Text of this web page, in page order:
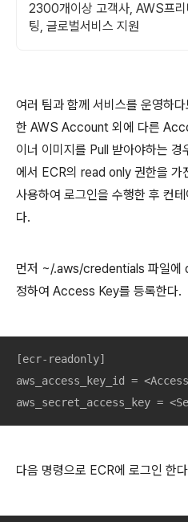
2300개이상 고객사, AWS프
팅, 글로벌서비스 지원
여러 팀과 함께 서비스를 운영하
한 AWS Account 외에 다른
이너 이미지를 Pull 받아야하는
에서 ECR의 read only 권한을
사용하여 로그인을 수행한 후 컨
다.
먼저 ~/.aws/credentials 파일에
정하여 Access Key를 등록한다.
[ecr-readonly]
aws_access_key_id =
aws_secret_access_key =
다음 명령으로 ECR에 로그인 한